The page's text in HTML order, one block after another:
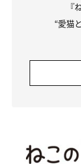
『
“愛猫